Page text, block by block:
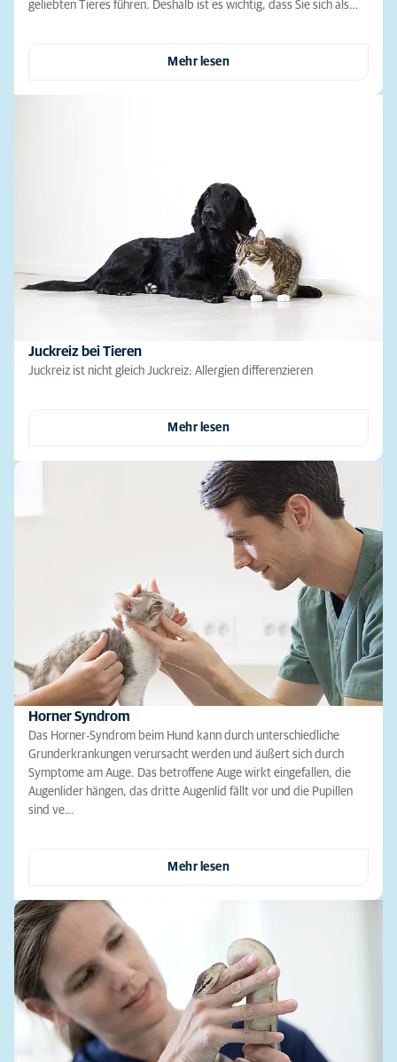
geliebten Tieres führen. Deshalb ist es wichtig, dass Sie sich als…
Mehr lesen
Juckreiz bei Tieren
Juckreiz ist nicht gleich Juckreiz: Allergien differenzieren
Mehr lesen
Horner Syndrom
Das Horner-Syndrom beim Hund kann durch unterschiedliche
Grunderkrankungen verursacht werden und äußert sich durch
Symptome am Auge. Das betroffene Auge wirkt eingefallen, die
Augenlider hängen, das dritte Augenlid fällt vor und die Pupillen
sind ve…
Mehr lesen